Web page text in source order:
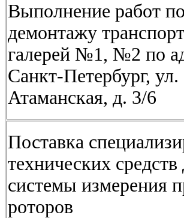
Выполнение работ по
демонтажу
галерей №1, №2 по
Санкт-Петербург, ул.
Атаманская, д. 3/6
Поставка
технических средств
системы измерения
роторов